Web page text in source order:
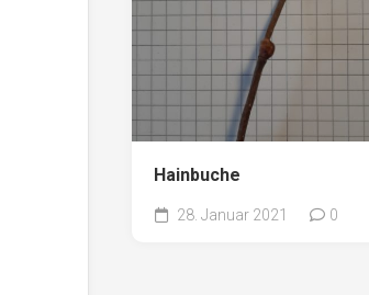
Hainbuche
28. Januar 2021 0